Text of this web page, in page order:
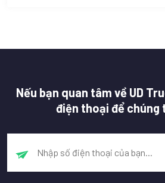
Nếu bạn quan tâm về UD
điện thoại để chúng